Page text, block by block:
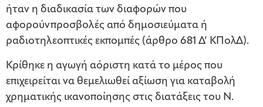
ήταν η διαδικασία των διαφορών που
αφορούνπροσβολές από δημοσιεύματα ή
ραδιοτηλεοπτικές εκπομπές (άρθρο 681 Δ’ ΚΠολΔ).
Κρίθηκε η αγωγή αόριστη κατά το μέρος που
επιχειρείται να θεμελιωθεί αξίωση για καταβολή
χρηματικής ικανοποίησης στις διατάξεις του Ν.